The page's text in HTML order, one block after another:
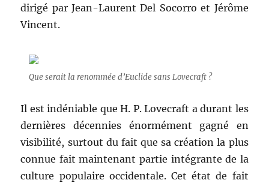
dirigé par Jean-Laurent Del Socorro et Jérôme
Vincent.
Que serait la renommée d’Euclide sans Lovecraft ?
Il est indéniable que H. P. Lovecraft a durant les
dernières décennies énormément gagné en
visibilité, surtout du fait que sa création la plus
connue fait maintenant partie intégrante de la
culture populaire occidentale. Cet état de fait